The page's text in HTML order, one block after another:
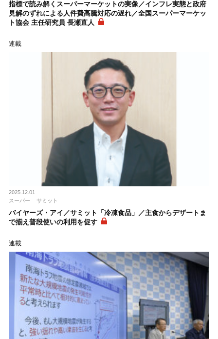
指標で読み解くスーパーマーケットの実像／インフレ実態と政府
見解のずれによる人件費高騰対応の遅れ／全国スーパーマーケッ
ト協会 主任研究員 長瀬直人
連載
2025.12.01
スーパー
サミット
バイヤーズ・アイ／サミット「冷凍食品」／主食からデザートま
で揃え普段使いの利用を促す
連載